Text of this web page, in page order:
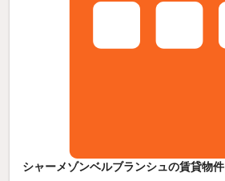
シャーメゾンベルブランシュの賃貸物件